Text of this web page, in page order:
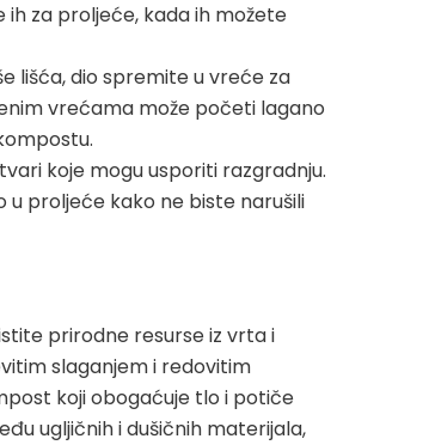
za proljeće, kada ih možete
lišća, dio spremite u vreće za
vrećama može početi lagano
koje mogu usporiti razgradnju.
u proljeće kako ne biste narušili
prirodne resurse iz vrta i
slaganjem i redovitim
koji obogaćuje tlo i potiče
ugljičnih i dušičnih materijala,